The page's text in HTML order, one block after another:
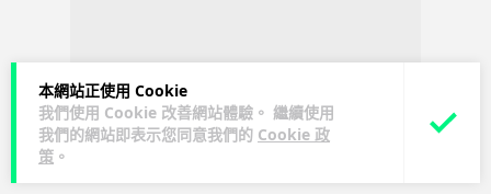
本網站正使用 Cookie
我們使用 Cookie 改善網站體驗。 繼續使用
我們的網站即表示您同意我們的 Cookie 政
策 。